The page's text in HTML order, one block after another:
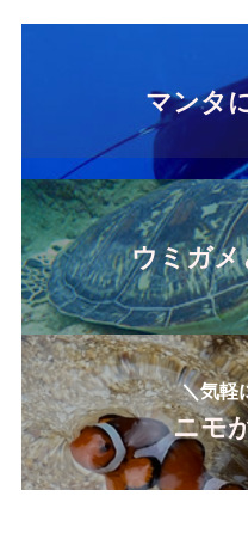
マンタ
ウミガメ
＼気軽
ニモ